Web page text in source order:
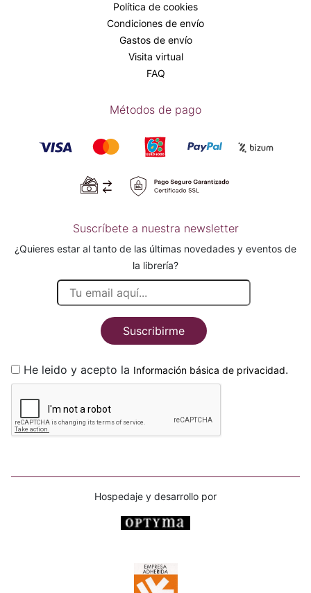
Política de cookies
Condiciones de envío
Gastos de envío
Visita virtual
FAQ
Métodos de pago
Suscríbete a nuestra newsletter
¿Quieres estar al tanto de las últimas novedades y eventos de
la librería?
Suscribirme
He leido y acepto la Información básica de privacidad.
Hospedaje y desarrollo por